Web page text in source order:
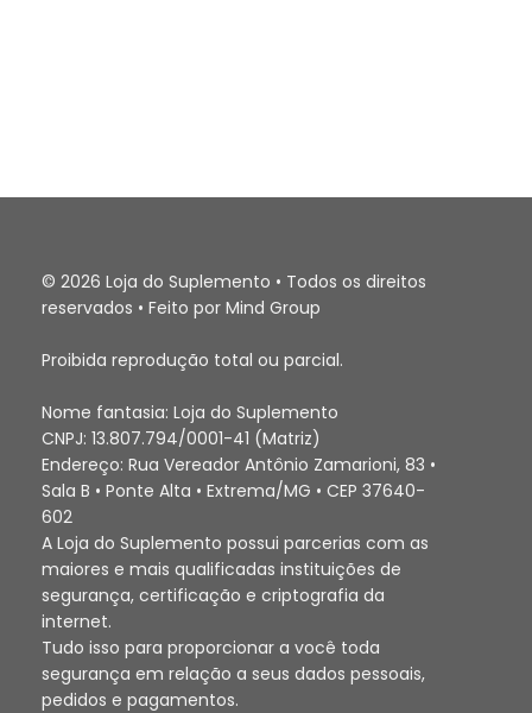
© 2026 Loja do Suplemento • Todos os direitos
reservados • Feito por Mind Group
Proibida reprodução total ou parcial.
Nome fantasia: Loja do Suplemento
CNPJ: 13.807.794/0001-41 (Matriz)
Endereço: Rua Vereador Antônio Zamarioni, 83 •
Sala B • Ponte Alta • Extrema/MG • CEP 37640-
602
A Loja do Suplemento possui parcerias com as
maiores e mais qualificadas instituições de
segurança, certificação e criptografia da
internet.
Tudo isso para proporcionar a você toda
segurança em relação a seus dados pessoais,
pedidos e pagamentos.